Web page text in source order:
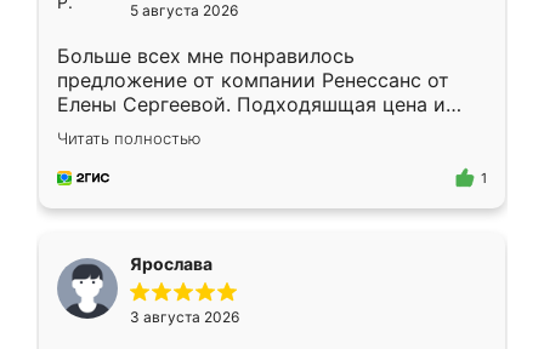
5 августа 2026
Больше всех мне понравилось
предложение от компании Ренессанс от
Елены Сергеевой. Подходяшщая цена и
короткие сроки изготовления. Приехавший
для замера сотрудник Владислав
предложил по моему эскизу самый
Читать полностью
1
Ярослава
3 августа 2026